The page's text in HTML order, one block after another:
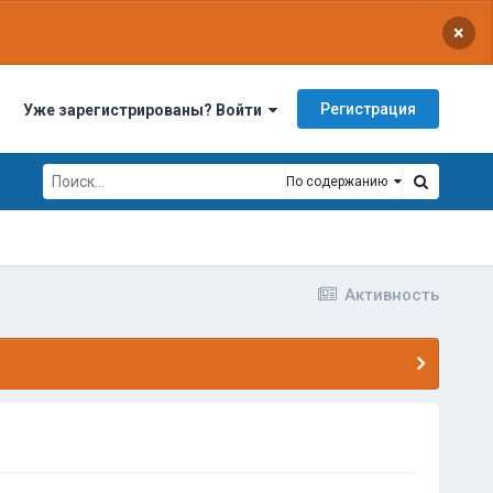
×
Уже зарегистрированы? Войти Регистрация
По содержанию
Активность